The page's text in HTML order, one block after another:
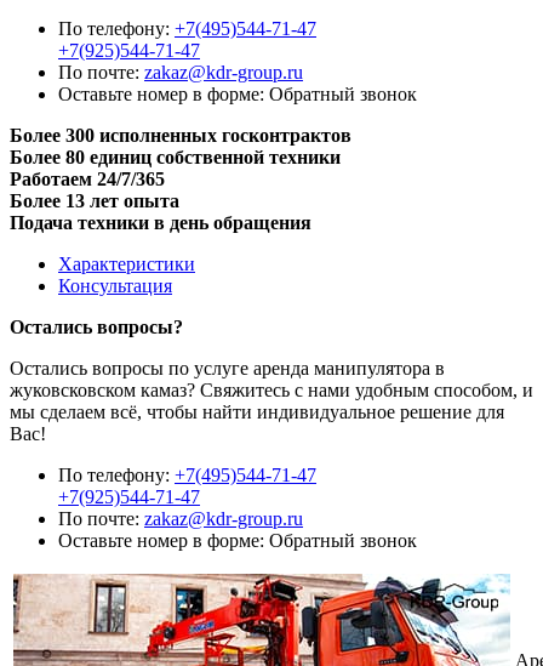
По телефону: +7(495)544-71-47
+7(925)544-71-47
По почте: zakaz@kdr-group.ru
Оставьте номер в форме: Обратный звонок
Более 300 исполненных госконтрактов
Более 80 единиц собственной техники
Работаем 24/7/365
Более 13 лет опыта
Подача техники в день обращения
Характеристики
Консультация
Остались вопросы?
Остались вопросы по услуге аренда манипулятора в
жуковсковском камаз? Свяжитесь с нами удобным способом, и
мы сделаем всё, чтобы найти индивидуальное решение для
Вас!
По телефону: +7(495)544-71-47
+7(925)544-71-47
По почте: zakaz@kdr-group.ru
Оставьте номер в форме: Обратный звонок